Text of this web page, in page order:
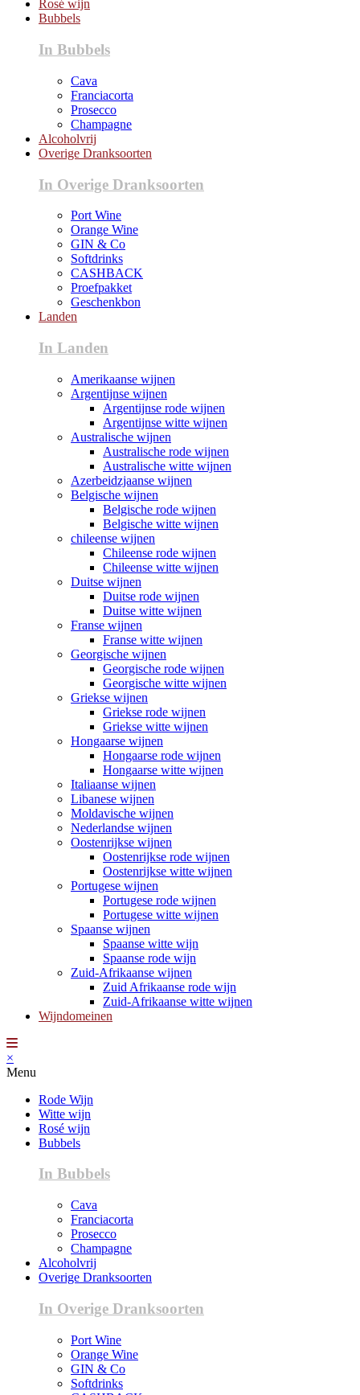
Rosé wijn
Bubbels
In Bubbels
Cava
Franciacorta
Prosecco
Champagne
Alcoholvrij
Overige Dranksoorten
In Overige Dranksoorten
Port Wine
Orange Wine
GIN & Co
Softdrinks
CASHBACK
Proefpakket
Geschenkbon
Landen
In Landen
Amerikaanse wijnen
Argentijnse wijnen
Argentijnse rode wijnen
Argentijnse witte wijnen
Australische wijnen
Australische rode wijnen
Australische witte wijnen
Azerbeidzjaanse wijnen
Belgische wijnen
Belgische rode wijnen
Belgische witte wijnen
chileense wijnen
Chileense rode wijnen
Chileense witte wijnen
Duitse wijnen
Duitse rode wijnen
Duitse witte wijnen
Franse wijnen
Franse witte wijnen
Georgische wijnen
Georgische rode wijnen
Georgische witte wijnen
Griekse wijnen
Griekse rode wijnen
Griekse witte wijnen
Hongaarse wijnen
Hongaarse rode wijnen
Hongaarse witte wijnen
Italiaanse wijnen
Libanese wijnen
Moldavische wijnen
Nederlandse wijnen
Oostenrijkse wijnen
Oostenrijkse rode wijnen
Oostenrijkse witte wijnen
Portugese wijnen
Portugese rode wijnen
Portugese witte wijnen
Spaanse wijnen
Spaanse witte wijn
Spaanse rode wijn
Zuid-Afrikaanse wijnen
Zuid Afrikaanse rode wijn
Zuid-Afrikaanse witte wijnen
Wijndomeinen
×
Menu
Rode Wijn
Witte wijn
Rosé wijn
Bubbels
In Bubbels
Cava
Franciacorta
Prosecco
Champagne
Alcoholvrij
Overige Dranksoorten
In Overige Dranksoorten
Port Wine
Orange Wine
GIN & Co
Softdrinks